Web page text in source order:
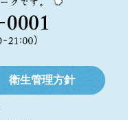
衛生管理方針